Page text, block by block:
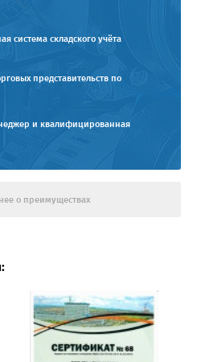
система складского учёта
представительств по
и квалифицированная
о преимуществах